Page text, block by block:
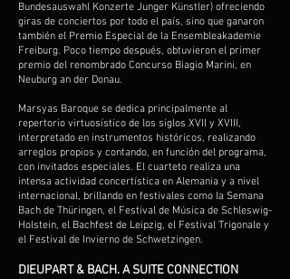
Bundesauswahl Konzerte Junger Künstler) ofreciendo
giras de conciertos por todo el país, sino que ganaron
también el Premio Especial de la Ensembleakademie
Freiburg. Poco tiempo después, obtuvieron el primer
premio del renombrado Concurso Biagio Marini, en
Neuburg an der Donau.
Marsyas Baroque se dedica principalmente al
repertorio virtuosístico de los siglos XVII y XVIII,
interpretado en instrumentos históricos, realizando
arreglos propios y contando, en función del programa,
con invitados especiales. El cuarteto realiza una
intensa actividad concertística en Alemania y a nivel
internacional, brillando en festivales como la Semana
Bach de Thüringen, el Festival de Música de Schleswig-
Holstein, el Bachfest de Leipzig, el Festival Trigonale y
el Festival de Invierno de Schwetzingen.
DIEUPART & BACH. A SUITE CONNECTION